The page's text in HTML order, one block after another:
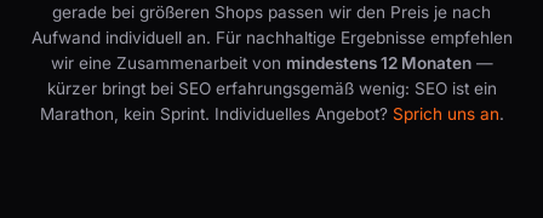
gerade bei größeren Shops passen wir den Preis je nach
Aufwand individuell an. Für nachhaltige Ergebnisse empfehlen
wir eine Zusammenarbeit von mindestens 12 Monaten—
kürzer bringt bei SEO erfahrungsgemäß wenig: SEO ist ein
Marathon, kein Sprint. Individuelles Angebot? Sprich uns an.